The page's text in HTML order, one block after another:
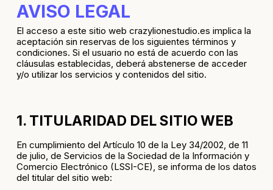
AVISO LEGAL
El acceso a este sitio web crazylionestudio.es implica la
aceptación sin reservas de los siguientes términos y
condiciones. Si el usuario no está de acuerdo con las
cláusulas establecidas, deberá abstenerse de acceder
y/o utilizar los servicios y contenidos del sitio.
1. TITULARIDAD DEL SITIO WEB
En cumplimiento del Artículo 10 de la Ley 34/2002, de 11
de julio, de Servicios de la Sociedad de la Información y
Comercio Electrónico (LSSI-CE), se informa de los datos
del titular del sitio web: